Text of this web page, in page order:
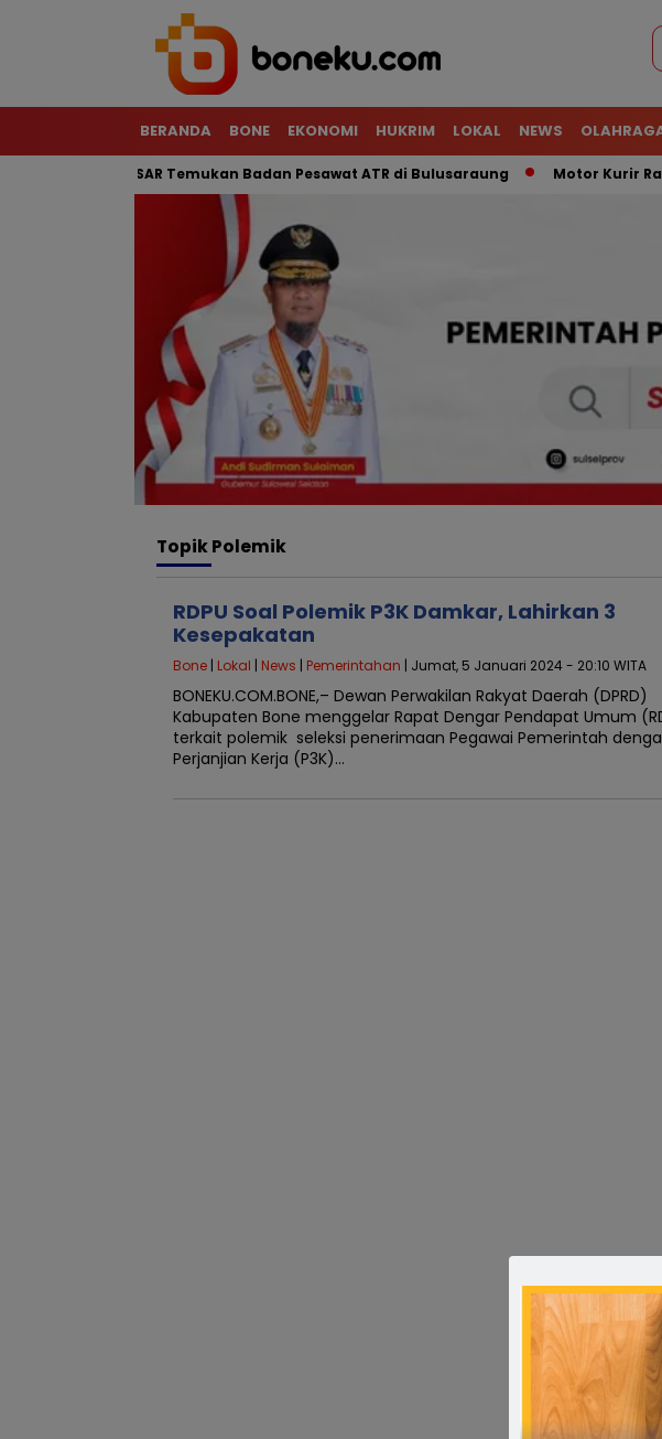
BERANDA BONE EKONOMI HUKRIM LOKAL NEWS
Tim SAR Temukan Badan Pesawat ATR di Bulusaraung Motor Kurir Raib
TopikPolemik
RDPU Soal Polemik P3K Damkar, Lahirkan 3
Kesepakatan
Bone | Lokal | News | Pemerintahan | Jumat, 5 Januari 2024 - 20:10 WITA
BONEKU.COM.BONE,– Dewan Perwakilan Rakyat Daerah (DPRD)
Kabupaten Bone menggelar Rapat Dengar Pendapat Umum
terkait polemik seleksi penerimaan Pegawai Pemerintah
Perjanjian Kerja (P3K)…